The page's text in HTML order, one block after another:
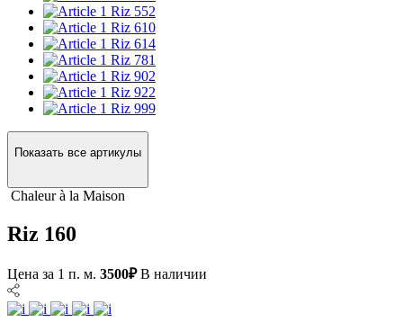
Riz 552
Riz 610
Riz 614
Riz 781
Riz 902
Riz 922
Riz 999
Показать все артикулы
Сhaleur à la Maison
Riz 160
Цена за 1 п. м. 3500₽ В наличии